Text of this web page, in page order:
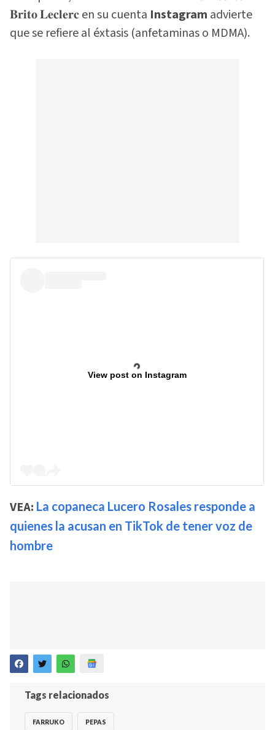
𝐁𝐫𝐢𝐭𝐨 𝐋𝐞𝐜𝐥𝐞𝐫𝐜 en su cuenta Instagram advierte
que se refiere al éxtasis (anfetaminas o MDMA).
View post on Instagram
VEA: La copaneca Lucero Rosales responde a
quienes la acusan en TikTok de tener voz de
hombre
Tags relacionados
FARRUKO PEPAS